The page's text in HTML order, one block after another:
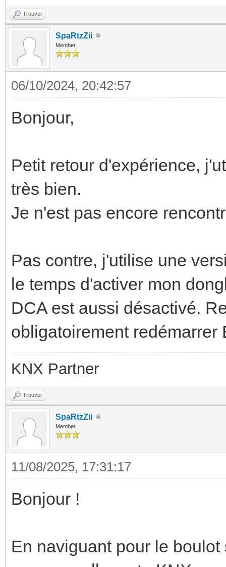
Trouver
SpaRtzZii
Member
06/10/2024, 20:42:57
Bonjour,
Petit retour d'expérience,
très bien.
Je n'est pas encore
Pas contre, j'utilise une
le temps d'activer mon
DCA est aussi désactivé.
obligatoirement redémarrer
KNX Partner
Trouver
SpaRtzZii
Member
11/08/2025, 17:31:17
Bonjour !
En naviguant pour le